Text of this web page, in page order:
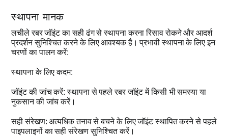
स्थापना मानक
लचीले रबर जॉइंट का सही ढंग से स्थापना करना रिसाव रोकने और आदर्श
प्रदर्शन सुनिश्चित करने के लिए आवश्यक है। प्रभावी स्थापना के लिए इन
चरणों का पालन करें:
स्थापना के लिए कदम:
जॉइंट की जांच करें: स्थापना से पहले रबर जॉइंट में किसी भी समस्या या
नुकसान की जांच करें।
सही संरेखण: अत्यधिक तनाव से बचने के लिए जॉइंट स्थापित करने से पहले
पाइपलाइनों का सही संरेखण सुनिश्चित करें।